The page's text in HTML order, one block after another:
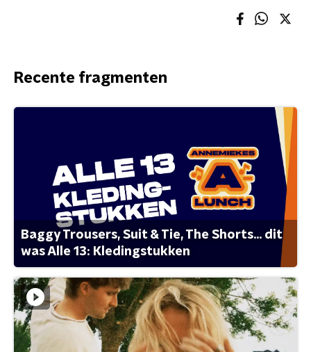
Recente fragmenten
Baggy Trousers, Suit & Tie, The Shorts... dit
was Alle 13: Kledingstukken